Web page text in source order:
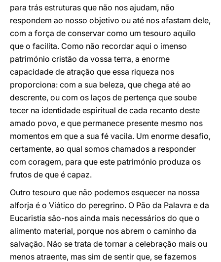
para trás estruturas que não nos ajudam, não
respondem ao nosso objetivo ou até nos afastam dele,
com a força de conservar como um tesouro aquilo
que o facilita. Como não recordar aqui o imenso
património cristão da vossa terra, a enorme
capacidade de atração que essa riqueza nos
proporciona: com a sua beleza, que chega até ao
descrente, ou com os laços de pertença que soube
tecer na identidade espiritual de cada recanto deste
amado povo, e que permanece presente mesmo nos
momentos em que a sua fé vacila. Um enorme desafio,
certamente, ao qual somos chamados a responder
com coragem, para que este património produza os
frutos de que é capaz.
Outro tesouro que não podemos esquecer na nossa
alforja é o Viático do peregrino. O Pão da Palavra e da
Eucaristia são-nos ainda mais necessários do que o
alimento material, porque nos abrem o caminho da
salvação. Não se trata de tornar a celebração mais ou
menos atraente, mas sim de sentir que, se fazemos